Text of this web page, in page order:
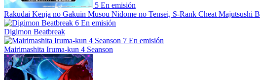
5 En emisión
Rakudai Kenja no Gakuin Musou Nidome no Tensei, S-Rank Cheat Majutsushi
6 En emisión
Digimon Beatbreak
7 En emisión
Mairimashita Iruma-kun 4 Seanson